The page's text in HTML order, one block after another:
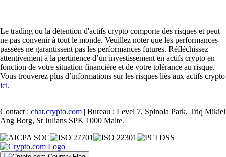
Le trading ou la détention d'actifs crypto comporte des risques et peut
ne pas convenir à tout le monde. Veuillez noter que les performances
passées ne garantissent pas les performances futures. Réfléchissez
attentivement à la pertinence d’un investissement en actifs crypto en
fonction de votre situation financière et de votre tolérance au risque.
Vous trouverez plus d’informations sur les risques liés aux actifs crypto
ici.
Contact : chat.crypto.com | Bureau : Level 7, Spinola Park, Triq Mikiel
Ang Borg, St Julians SPK 1000 Malte.